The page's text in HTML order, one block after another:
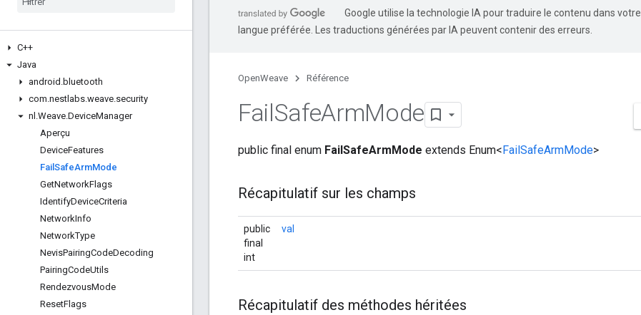
C++
Java
android .bluetooth
com.nestlabs.weave.security
nl .Weave.DeviceManager
Aperçu
DeviceFeatures
Fail SafeArmMode
GetNetworkFlags
IdentifyDeviceCriteria
NetworkInfo
NetworkType
NevisPairingCodeDecoding
PairingCodeUtils
RendezvousMode
ResetFlags
Google utilise la technologie IA pour traduire le contenu dans votre
langue préférée. Les traductions générées par IA peuvent contenir des erreurs.
OpenWeave Référence
FailSafeArmMode
public final enum FailSafeArmMode extends Enum<FailSafeArmMode>
Récapitulatif sur les champs
public
final
int
val
Récapitulatif des méthodes héritées